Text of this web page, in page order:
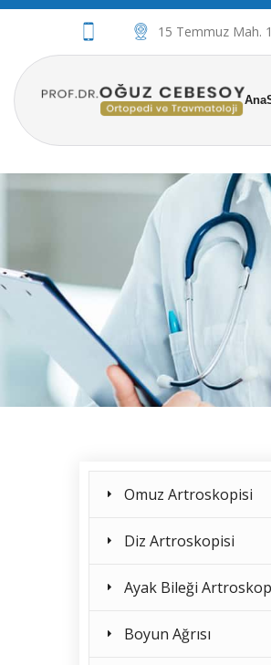
15 Temmuz Mah.
Omuz Artroskopisi
Diz Artroskopisi
Ayak Bileği
Boyun Ağrısı